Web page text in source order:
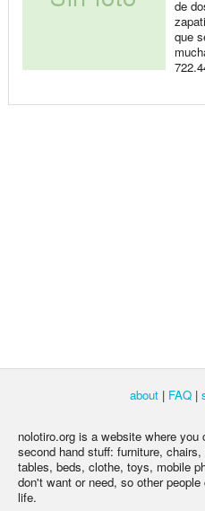
de
que
about | FAQ |
nolotiro.org is a website where
second hand stuff: furniture,
tables, beds, clothe, toys, mobile
don't want or need, so other
life.